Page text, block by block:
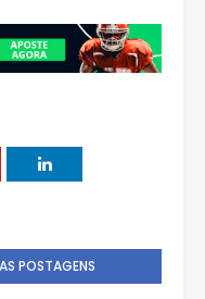
POSTAGENS